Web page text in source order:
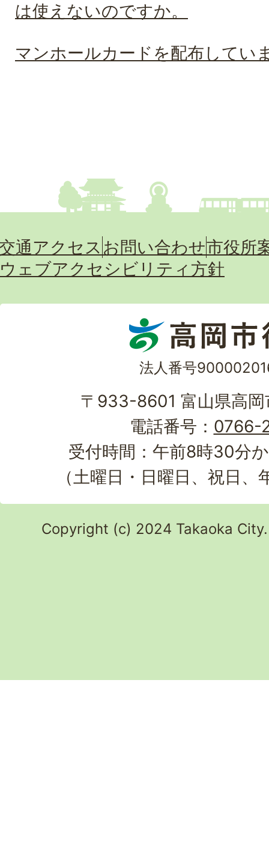
は使えないのですか。
マンホールカードを配布してい
通アクセス お問い合わせ市役所
ウェブアクセシビリティ方針
法人番号
〒933-8601 富山県高
電話番号： 0766-
受付時間：午前8時30分
（土曜日・日曜日、祝日
Copyright (c) 2024 Takaoka